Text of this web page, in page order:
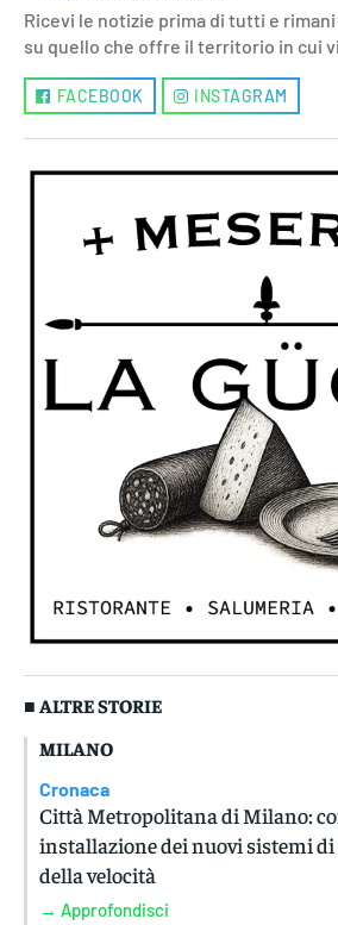
Ricevi le notizie prima di tutti e
su quello che offre il territorio in cui
FACEBOOK INSTAGRAM
■ ALTRE STORIE
MILANO
Cronaca
Città Metropolitana di Milano:
installazione dei nuovi sistemi
della velocità
→ Approfondisci